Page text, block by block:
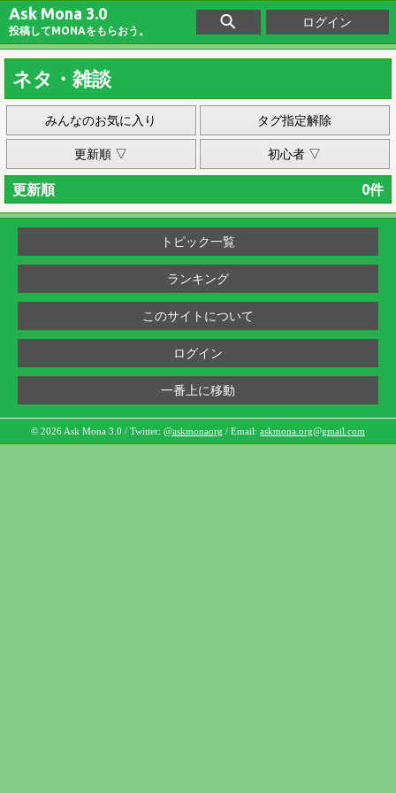
Ask Mona 3.0
投稿してMONAをもらおう。
ログイン
ネタ・雑談
みんなのお気に入り タグ指定解除
更新順 ▽ 初心者 ▽
更新順 0件
トピック一覧
ランキング
このサイトについて
ログイン
一番上に移動
© 2026 Ask Mona 3.0 / Twitter: @askmonaorg / Email: askmona.org@gmail.com